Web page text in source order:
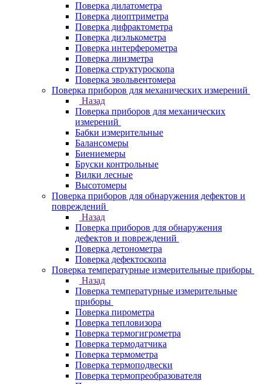
Поверка дилатометра
Поверка диоптриметра
Поверка дифрактометра
Поверка диэлькометра
Поверка интерферометра
Поверка линзметра
Поверка структуроскопа
Поверка эвольвентомера
Поверка приборов для механических измерений
Назад
Поверка приборов для механических
измерений
Бабки измерительные
Балансомеры
Биениемеры
Бруски контрольные
Вилки лесные
Высотомеры
Поверка приборов для обнаружения дефектов и
повреждений
Назад
Поверка приборов для обнаружения
дефектов и повреждений
Поверка детонометра
Поверка дефектоскопа
Поверка температурные измерительные приборы
Назад
Поверка температурные измерительные
приборы
Поверка пирометра
Поверка тепловизора
Поверка термогигрометра
Поверка термодатчика
Поверка термометра
Поверка термоподвески
Поверка термопреобразователя